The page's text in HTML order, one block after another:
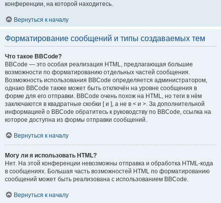
конференции, на которой находитесь.
Вернуться к началу
Форматирование сообщений и типы создаваемых тем
Что такое BBCode?
BBCode — это особая реализация HTML, предлагающая большие
возможности по форматированию отдельных частей сообщения.
Возможность использования BBCode определяется администратором,
однако BBCode также может быть отключён на уровне сообщения в
форме для его отправки. BBCode очень похож на HTML, но теги в нём
заключаются в квадратные скобки [ и ], а не в < и >. За дополнительной
информацией о BBCode обратитесь к руководству по BBCode, ссылка на
которое доступна из формы отправки сообщений.
Вернуться к началу
Могу ли я использовать HTML?
Нет. На этой конференции невозможны отправка и обработка HTML-кода
в сообщениях. Большая часть возможностей HTML по форматированию
сообщений может быть реализована с использованием BBCode.
Вернуться к началу